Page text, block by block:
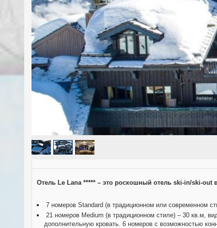
Отель Le Lana ***** – это роскошный отель ski-in/ski-out
7 номеров Standard (в традиционном или современном
21 номеров Medium (в традиционном стиле) – 30 кв.м,
дополнительную кровать. 6 номеров с возможностью